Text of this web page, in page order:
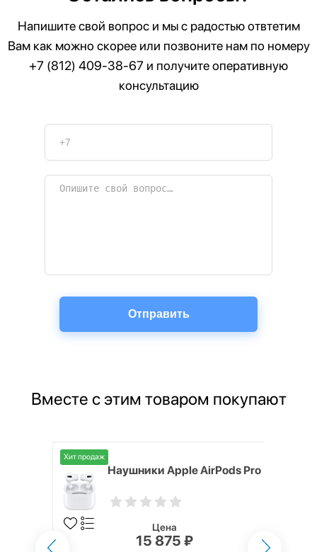
Напишите свой вопрос и мы с радостью отвтетим
Вам как можно скорее или позвоните нам по номеру
+7 (812) 409-38-67 и получите оперативную
консультацию
Вместе с этим товаром покупают
Хит продаж
Наушники Apple AirPods Pro
Цена
15 875 ₽